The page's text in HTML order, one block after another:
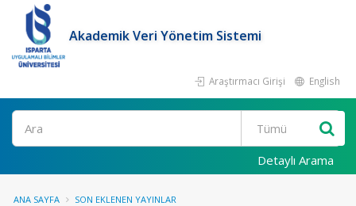
Akademik Veri Yönetim Sistemi
Araştırmacı Girişi English
Ara
Detaylı Arama
ANA SAYFA SON EKLENEN YAYINLAR